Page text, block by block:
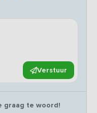
Verstuur
graag te woord!